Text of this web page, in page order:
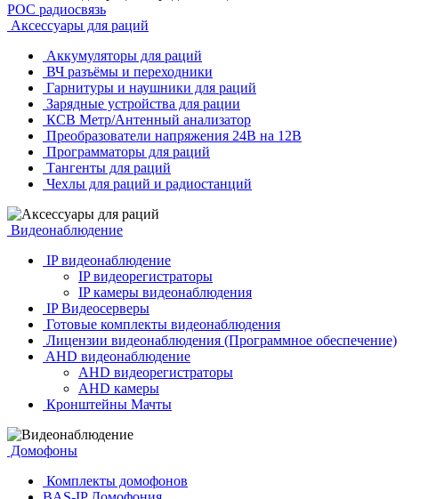
POC радиосвязь
Аксессуары для раций
Аккумуляторы для раций
ВЧ разъёмы и переходники
Гарнитуры и наушники для раций
Зарядные устройства для рации
КСВ Метр/Антенный анализатор
Преобразователи напряжения 24В на 12В
Программаторы для раций
Тангенты для раций
Чехлы для раций и радиостанций
Видеонаблюдение
IP видеонаблюдение
IP видеорегистраторы
IP камеры видеонаблюдения
IP Видеосерверы
Готовые комплекты видеонаблюдения
Лицензии видеонаблюдения (Программное обеспечение)
AHD видеонаблюдение
AHD видеорегистраторы
AHD камеры
Кронштейны Мачты
Домофоны
Комплекты домофонов